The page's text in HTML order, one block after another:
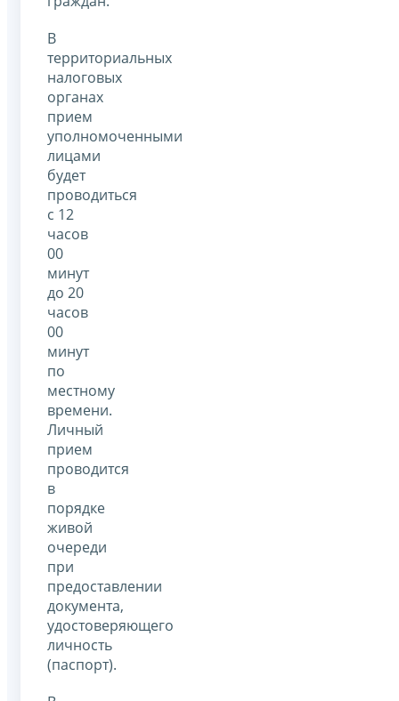
В
территориальных
налоговых
органах
прием
уполномоченными
лицами
будет
проводиться
с 12
часов
00
минут
до 20
часов
00
минут
по
местному
времени.
Личный
прием
проводится
в
порядке
живой
очереди
при
предоставлении
документа,
удостоверяющего
личность
(паспорт).